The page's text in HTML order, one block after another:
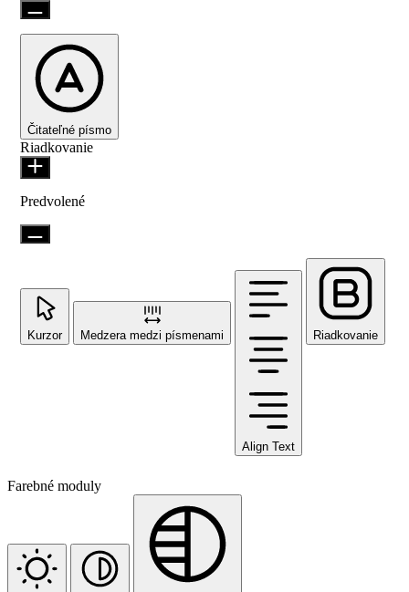
Čitateľné písmo
Riadkovanie
Predvolené
Kurzor Medzera medzi písmenami
Align Text
Riadkovanie
Farebné moduly